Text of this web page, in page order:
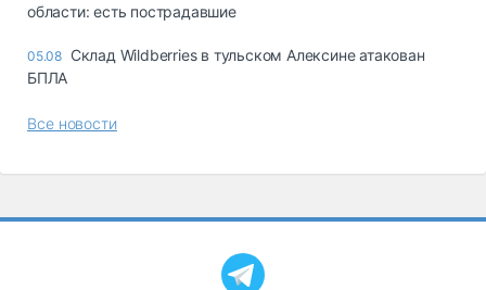
области: есть пострадавшие
05.08 Склад Wildberries в тульском Алексине атакован
БПЛА
Все новости